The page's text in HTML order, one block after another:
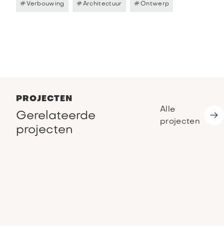
# Verbouwing #Architectuur #Ontwerp
PROJECTEN
Gerelateerde
projecten
Alle
projecten